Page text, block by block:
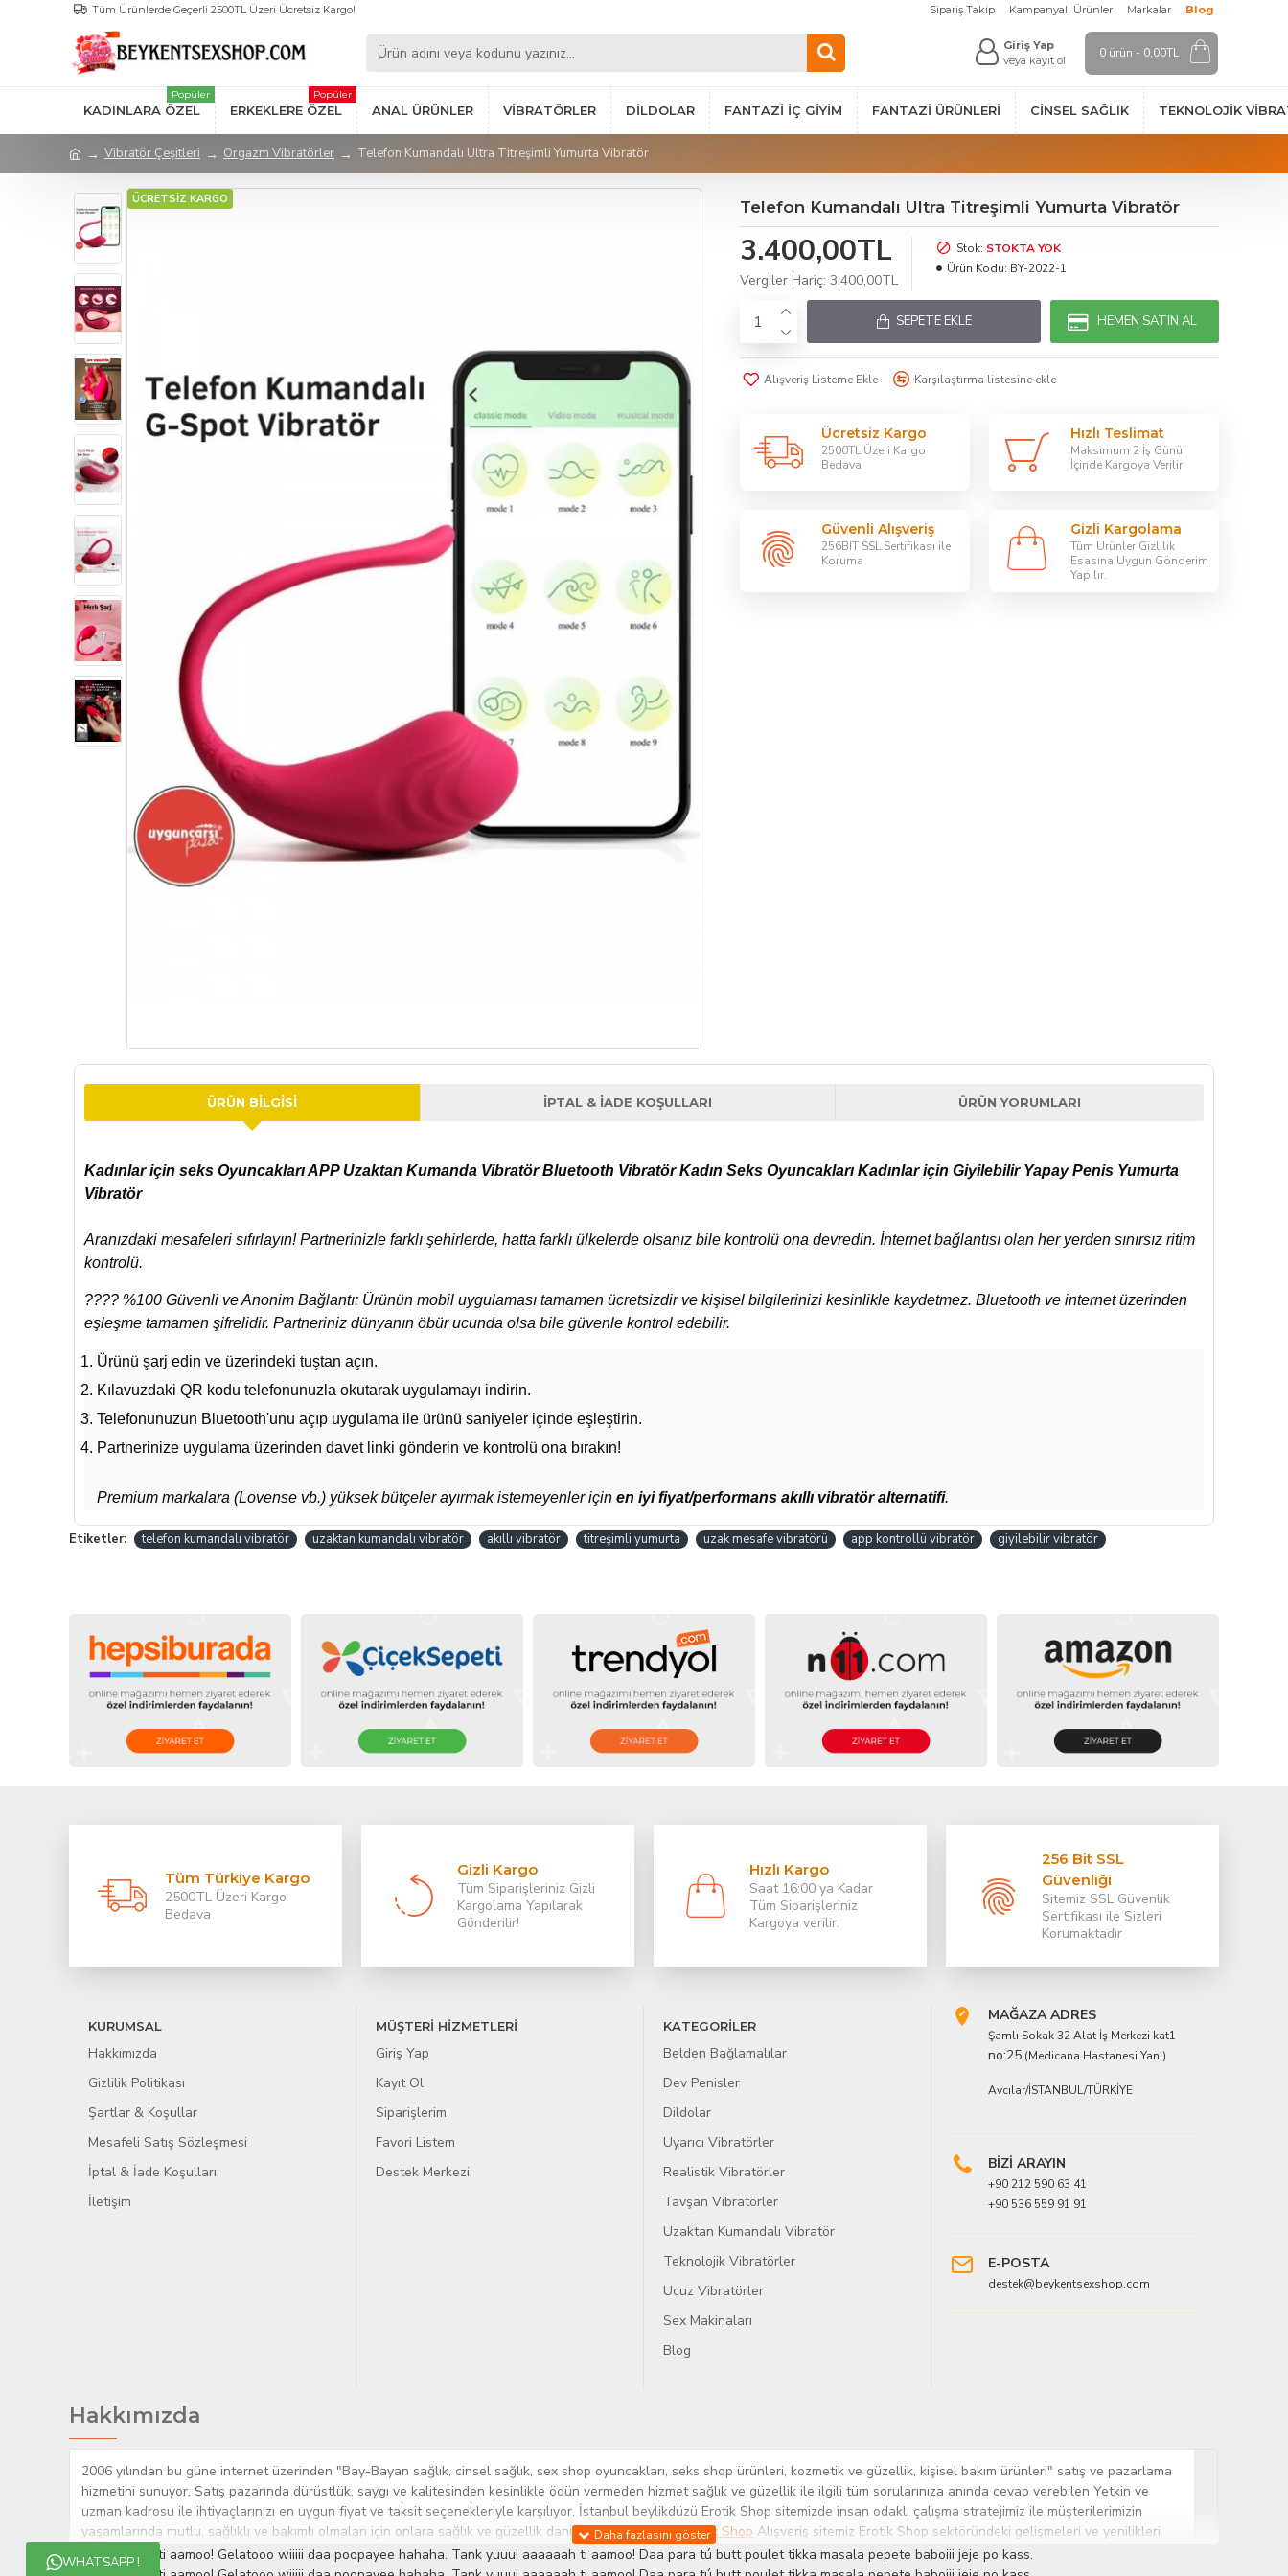
Tüm Ürünlerde Geçerli 2500TL Üzeri Ücretsiz Kargo! Sipariş Takip Kampanyalı Ürünler Markalar Blog
Giriş Yap
veya kayıt ol
0 ürün - 0,00TL
KADINLARA ÖZEL
Popüler
ERKEKLERE ÖZEL
Popüler
ANAL ÜRÜNLER VIBRATÖRLER DILDOLAR FANTAZI İÇ GIYIM FANTAZI ÜRÜNLERI CINSEL SAĞLIK TEKNOLOJIK
Vibratör Çeşitleri Orgazm Vibratörler Telefon Kumandalı Ultra Titreşimli Yumurta Vibratör
ÜCRETSİZ KARGO Telefon Kumandalı Ultra Titreşimli Yumurta Vibratör
3.400,00TL
Vergiler Hariç: 3.400,00TL
Stok: STOKTA YOK
Ürün Kodu: BY-2022-1
SEPETE EKLE HEMEN SATIN AL
Alışveriş Listeme Ekle Karşılaştırma listesine ekle
Ücretsiz Kargo
2500TL Üzeri Kargo
Bedava
Hızlı Teslimat
Maksimum 2 İş Günü
İçinde Kargoya Verilir
Güvenli Alışveriş
256BİT SSL Sertifikası ile
Koruma
Gizli Kargolama
Tüm Ürünler Gizlilik
Esasına Uygun Gönderim
Yapılır.
ÜRÜN BILGISI İPTAL & İADE KOŞULLARI ÜRÜN YORUMLARI
Kadınlar için seks Oyuncakları APP Uzaktan Kumanda Vibratör Bluetooth Vibratör Kadın Seks Oyuncakları Kadınlar için Giyilebilir Yapay Penis Yumurta
Vibratör
Aranızdaki mesafeleri sıfırlayın! Partnerinizle farklı şehirlerde, hatta farklı ülkelerde olsanız bile kontrolü ona devredin. İnternet bağlantısı olan her yerden sınırsız ritim
kontrolü.
???? %100 Güvenli ve Anonim Bağlantı: Ürünün mobil uygulaması tamamen ücretsizdir ve kişisel bilgilerinizi kesinlikle kaydetmez. Bluetooth ve internet üzerinden
eşleşme tamamen şifrelidir. Partneriniz dünyanın öbür ucunda olsa bile güvenle kontrol edebilir.
Ürünü şarj edin ve üzerindeki tuştan açın.
Kılavuzdaki QR kodu telefonunuzla okutarak uygulamayı indirin.
Telefonunuzun Bluetooth'unu açıp uygulama ile ürünü saniyeler içinde eşleştirin.
Partnerinize uygulama üzerinden davet linki gönderin ve kontrolü ona bırakın!
Premium markalara (Lovense vb.) yüksek bütçeler ayırmak istemeyenler için en iyi fiyat/performans akıllı vibratör alternatifi.
Etiketler: telefon kumandalı vibratör uzaktan kumandalı vibratör akıllı vibratör titreşimli yumurta uzak mesafe vibratörü app kontrollü vibratör giyilebilir vibratör
WHATSAPP !
Tüm Türkiye Kargo
2500TL Üzeri Kargo
Bedava
Gizli Kargo
Tüm Siparişleriniz Gizli
Kargolama Yapılarak
Gönderilir!
Hızlı Kargo
Saat 16:00 ya Kadar
Tüm Siparişleriniz
Kargoya verilir.
256 Bit SSL
Güvenliği
Sitemiz SSL Güvenlik
Sertifikası ile Sizleri
Korumaktadır
KURUMSAL
Hakkımızda
Gizlilik Politikası
Şartlar & Koşullar
Mesafeli Satış Sözleşmesi
İptal & İade Koşulları
İletişim
MÜŞTERİ HİZMETLERİ
Giriş Yap
Kayıt Ol
Siparişlerim
Favori Listem
Destek Merkezi
KATEGORİLER
Belden Bağlamalılar
Dev Penisler
Dildolar
Uyarıcı Vibratörler
Realistik Vibratörler
Tavşan Vibratörler
Uzaktan Kumandalı Vibratör
Teknolojik Vibratörler
Ucuz Vibratörler
Sex Makinaları
Blog
MAĞAZA ADRES
Şamlı Sokak 32 Alat İş Merkezi kat1
no:25 (Medicana Hastanesi Yanı)
Avcılar/İSTANBUL/TÜRKİYE
BİZİ ARAYIN
+90 212 590 63 41
+90 536 559 91 91
E-POSTA
destek@beykentsexshop.com
Hakkımızda
2006 yılından bu güne internet üzerinden "Bay-Bayan sağlık, cinsel sağlık, sex shop oyuncakları, seks shop ürünleri, kozmetik ve güzellik, kişisel bakım ürünleri" satış ve pazarlama
hizmetini sunuyor. Satış pazarında dürüstlük, saygı ve kalitesinden kesinlikle ödün vermeden hizmet sağlık ve güzellik ile ilgili tüm sorularınıza anında cevap verebilen Yetkin ve
uzman kadrosu ile ihtiyaçlarınızı en uygun fiyat ve taksit seçenekleriyle karşılıyor. İstanbul beylikdüzü Erotik Shop sitemizde insan odaklı çalışma stratejimiz ile müşterilerimizin
yaşamlarında mutlu, sağlıklı ve bakımlı olmaları için onlara sağlık ve güzellik danışmanlığı sağlıyoruz.Sex Shop Alışveriş sitemiz Erotik Shop sektöründeki gelişmeleri ve yenilikleri
çok yakından takip etmesi, yaklaşık 5000'e yakın geniş ürün yelpazesi ile Türkiye'de bu sektörde kendi alanımızda en geniş ürün gurubuna sahip ender mağazalardan biri olması,
müşteri memnuniyetini her zaman ön planda tutan yaklaşımcı ve yenilikçi servislerin geliştirilmesi konusundaki becerileri ile kendisine Cinsel Ürün hayatında lider ve kalıcı bir yer
Minions ipsum ti aamoo! Gelatooo wiiiii daa poopayee hahaha. Tank yuuu! aaaaaah ti aamoo! Daa para tú butt poulet tikka masala pepete baboiii jeje po kass.